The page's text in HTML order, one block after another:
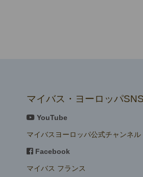
マイバス・ヨーロッパ
YouTube
マイバスヨーロッパ公式チャンネル
Facebook
マイバス フランス